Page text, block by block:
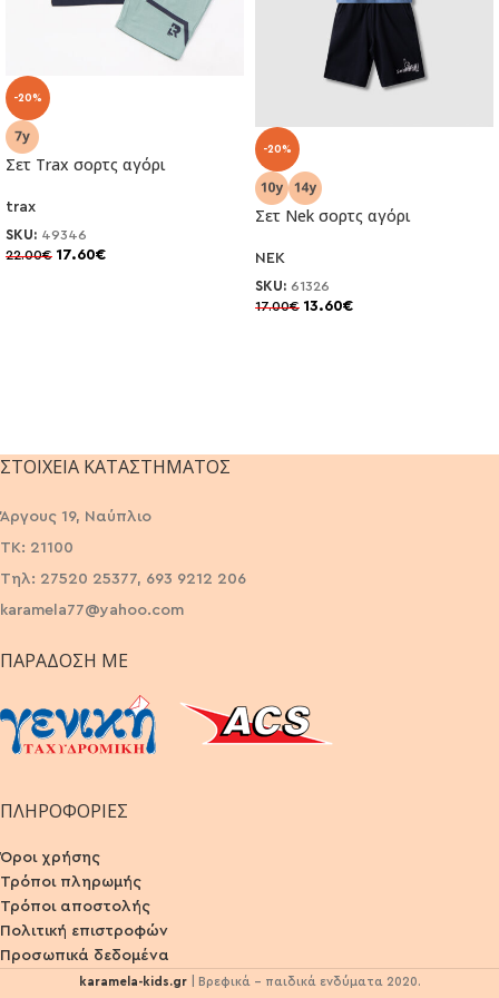
-20%
Σετ Trax σορτς αγόρι
trax
SKU: 49346
22.00€ 17.60€
-20%
Σετ Nek σορτς αγόρι
NEK
SKU: 61326
17.00€ 13.60€
ΣΤΟΙΧΕΊΑ ΚΑΤΑΣΤΉΜΑΤΟΣ
Άργους 19, Ναύπλιο
ΤΚ: 21100
Τηλ: 27520 25377, 693 9212 206
karamela77@yahoo.com
ΠΑΡΆΔΟΣΗ ΜΕ
ΠΛΗΡΟΦΟΡΙΕΣ
Όροι χρήσης
Τρόποι πληρωμής
Τρόποι αποστολής
Πολιτική επιστροφών
Προσωπικά δεδομένα
karamela-kids.gr | Βρεφικά - παιδικά ενδύματα 2020.